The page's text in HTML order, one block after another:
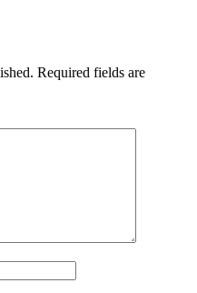
Required fields are